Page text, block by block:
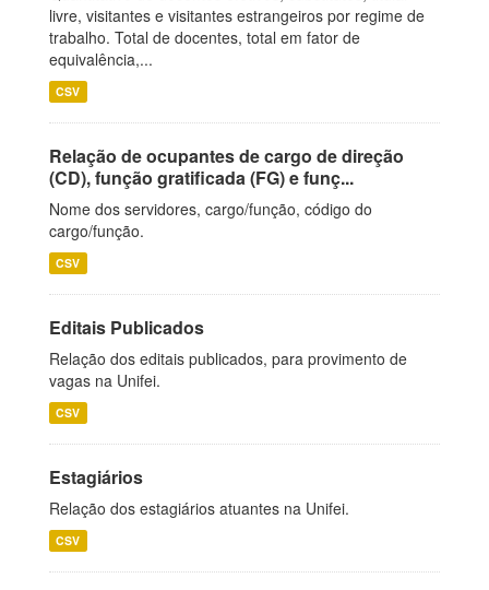
livre, visitantes e visitantes estrangeiros por regime de
trabalho. Total de docentes, total em fator de
equivalência,...
CSV
Relação de ocupantes de cargo de direção
(CD), função gratificada (FG) e funç...
Nome dos servidores, cargo/função, código do
cargo/função.
CSV
Editais Publicados
Relação dos editais publicados, para provimento de
vagas na Unifei.
CSV
Estagiários
Relação dos estagiários atuantes na Unifei.
CSV